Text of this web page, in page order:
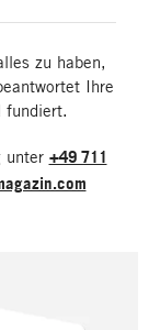
zu haben,
Ihre
fundiert.
unter +49 711